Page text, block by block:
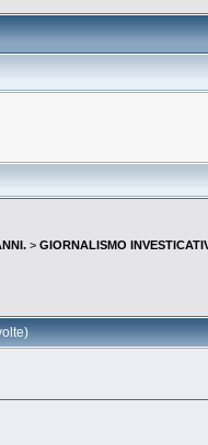
> GIORNALISMO